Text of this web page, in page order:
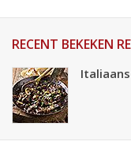
RECENT BEKEKEN